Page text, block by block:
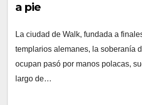
a pie
La ciudad de Walk, fundada a
templarios alemanes, la soberanía
ocupan pasó por manos polacas,
largo de…